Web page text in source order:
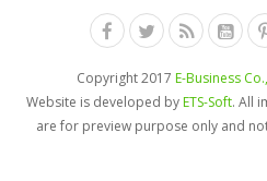
Copyright 2017 E-Business
Website is developed byETS-Soft. All
are for preview purpose only and